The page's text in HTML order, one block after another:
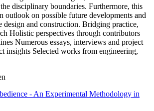
disciplinary boundaries. Furthermore, this
outlook on possible future developments and
design and construction. Bridging practice,
Holistic perspectives through contributors
Numerous essays, interviews and project
insights Selected works from engineering,